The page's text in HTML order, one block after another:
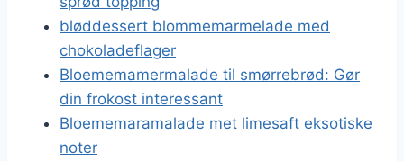
bløddessert blommemarmelade med
chokoladeflager
Bloememamermalade til smørrebrød: Gør
din frokost interessant
Bloememaramalade met limesaft eksotiske
noter